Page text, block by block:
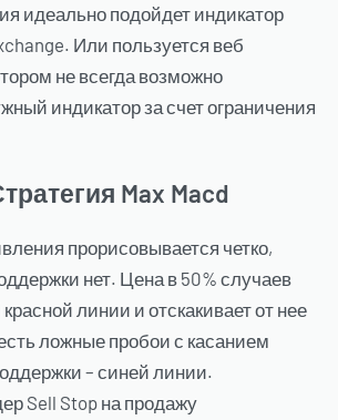
идеально подойдет индикатор
Или пользуется веб
не всегда возможно
индикатор за счет ограничения
Max Macd
прорисовывается четко,
нет. Цена в 50% случаев
линии и отскакивает от нее
ложные пробои с касанием
– синей линии.
Sell Stop на продажу